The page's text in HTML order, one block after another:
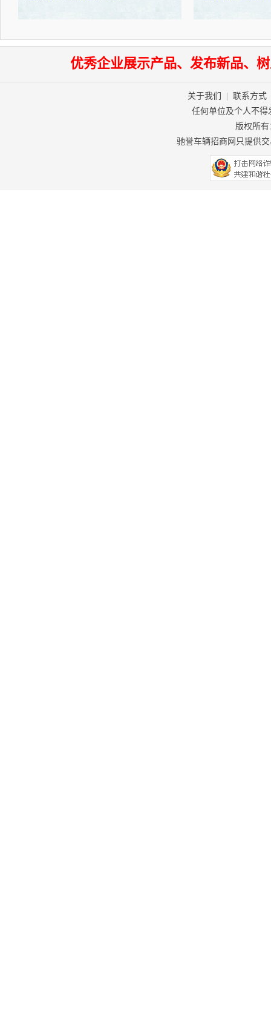
优秀企业展示产品、发布新品、
关于我们 联系方式
任何单位及个人不
版权所有
驰誉车辆招商网只提供